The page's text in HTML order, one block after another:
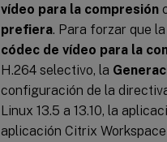
vídeo para la compresión
prefiera. Para forzar que la
códec de vídeo para la
H.264 selectivo, la
configuración de la
Linux 13.5 a 13.10, la
aplicación Citrix